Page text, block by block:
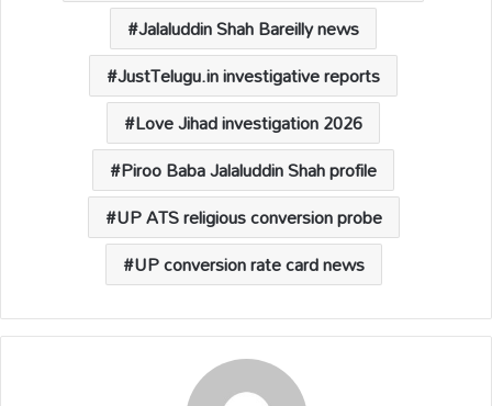
Jalaluddin Shah Bareilly news
JustTelugu.in investigative reports
Love Jihad investigation 2026
Piroo Baba Jalaluddin Shah profile
UP ATS religious conversion probe
UP conversion rate card news